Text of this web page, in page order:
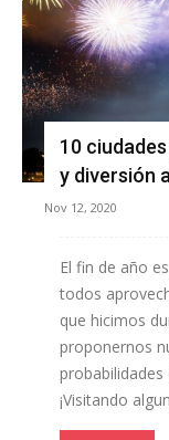
10
y diversión
Nov 12, 2020
El fin de año
todos
que hicimos
proponernos
¡Visitando